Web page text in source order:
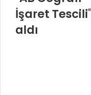
İşaret
aldı